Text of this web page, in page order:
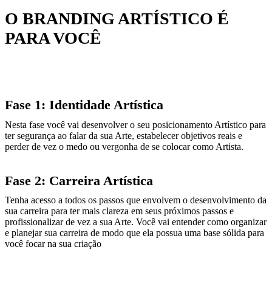
O BRANDING ARTÍSTICO É
PARA VOCÊ
Fase 1: Identidade Artística
Nesta fase você vai desenvolver o seu posicionamento Artístico para
ter segurança ao falar da sua Arte, estabelecer objetivos reais e
perder de vez o medo ou vergonha de se colocar como Artista.
Fase 2: Carreira Artística
Tenha acesso a todos os passos que envolvem o desenvolvimento da
sua carreira para ter mais clareza em seus próximos passos e
profissionalizar de vez a sua Arte. Você vai entender como organizar
e planejar sua carreira de modo que ela possua uma base sólida para
você focar na sua criação